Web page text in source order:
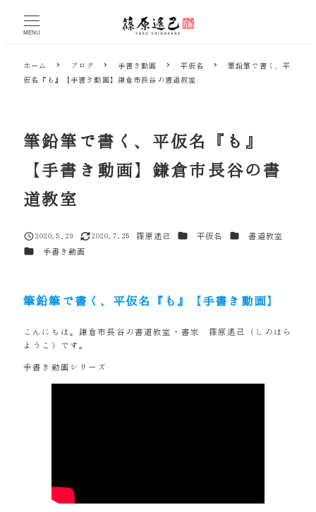
MENU
ホーム ブログ 手書き動画 平仮名
筆鉛筆で書く、平
仮名『も』【手書き動画】鎌倉市長谷の書道教室
筆鉛筆で書く、平仮名『も』
【手書き動画】鎌倉市長谷の書
道教室
投稿日
2020.5.29
更新日
2020.7.25
篠原遙己 カテゴリー
平仮名 カテゴリー
書道教室
カテゴリー
手書き動画
筆鉛筆で書く、平仮名『も』【手書き動画】
こんにちは。鎌倉市長谷の書道教室・書家 篠原遙己（しのはら
ようこ）です。
手書き動画シリーズ